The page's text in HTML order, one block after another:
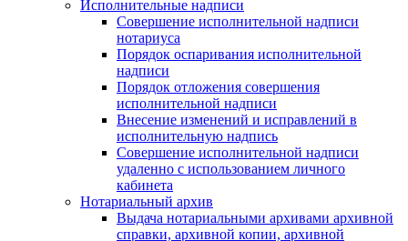
Исполнительные надписи
Совершение исполнительной надписи
нотариуса
Порядок оспаривания исполнительной
надписи
Порядок отложения совершения
исполнительной надписи
Внесение изменений и исправлений в
исполнительную надпись
Совершение исполнительной надписи
удаленно с использованием личного
кабинета
Нотариальный архив
Выдача нотариальными архивами архивной
справки, архивной копии, архивной